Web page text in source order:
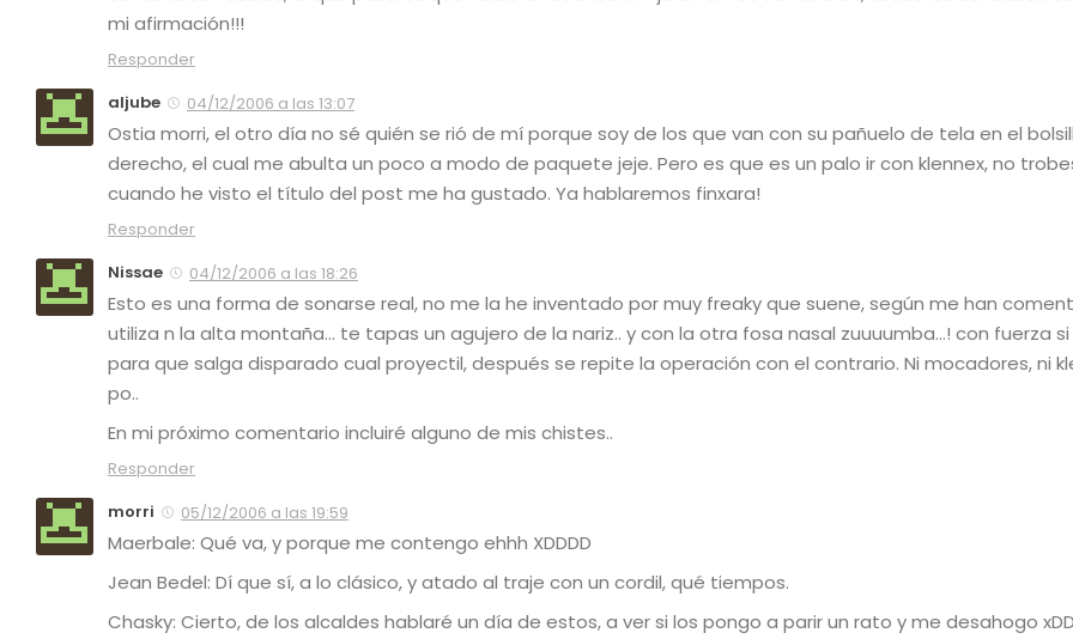
mi afirmación!!!
Responder
aljube
04/12/2006 a las 13:07
Ostia morri, el otro día no sé quién se rió de mí porque soy de los que van con su pañuelo de tela en el
derecho, el cual me abulta un poco a modo de paquete jeje. Pero es que es un palo ir con klennex, no
cuando he visto el título del post me ha gustado. Ya hablaremos finxara!
Responder
Nissae
04/12/2006 a las 18:26
Esto es una forma de sonarse real, no me la he inventado por muy freaky que suene, según me han
utiliza n la alta montaña… te tapas un agujero de la nariz.. y con la otra fosa nasal zuuuumba…! con fuerza
para que salga disparado cual proyectil, después se repite la operación con el contrario. Ni mocadores, ni
po..
En mi próximo comentario incluiré alguno de mis chistes..
Responder
morri
05/12/2006 a las 19:59
Maerbale: Qué va, y porque me contengo ehhh XDDDD
Jean Bedel: Dí que sí, a lo clásico, y atado al traje con un cordil, qué tiempos.
Chasky: Cierto, de los alcaldes hablaré un día de estos, a ver si los pongo a parir un rato y me desahogo